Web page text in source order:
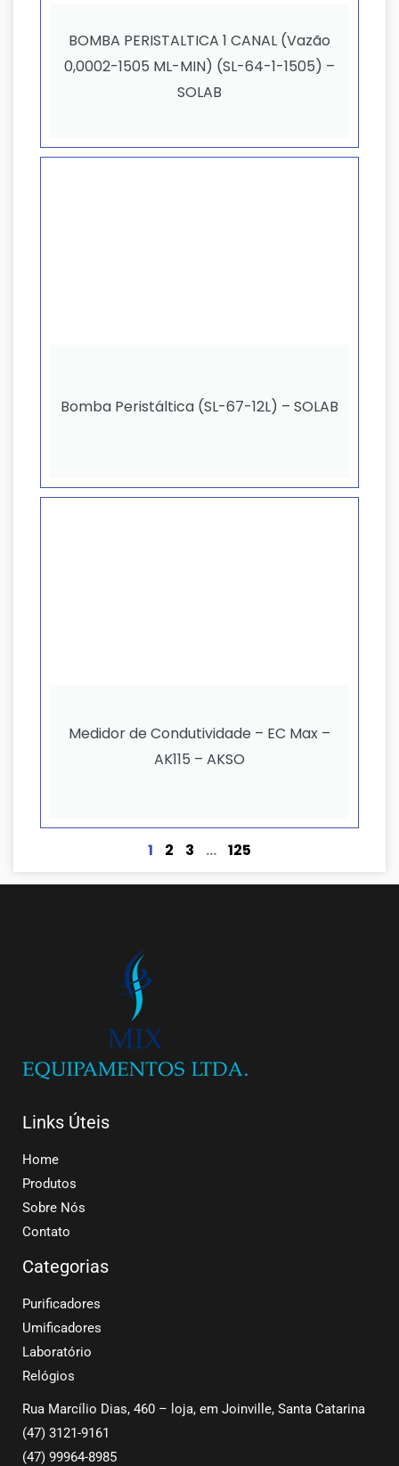
BOMBA PERISTALTICA 1 CANAL (Vazão
0,0002-1505 ML-MIN) (SL-64-1-1505) –
SOLAB
Bomba Peristáltica (SL-67-12L) – SOLAB
Medidor de Condutividade – EC Max –
AK115 – AKSO
1 2 3 … 125
Links Úteis
Home
Produtos
Sobre Nós
Contato
Categorias
Purificadores
Umificadores
Laboratório
Relógios
Rua Marcílio Dias, 460 – loja, em Joinville, Santa Catarina
(47) 3121-9161
(47) 99964-8985